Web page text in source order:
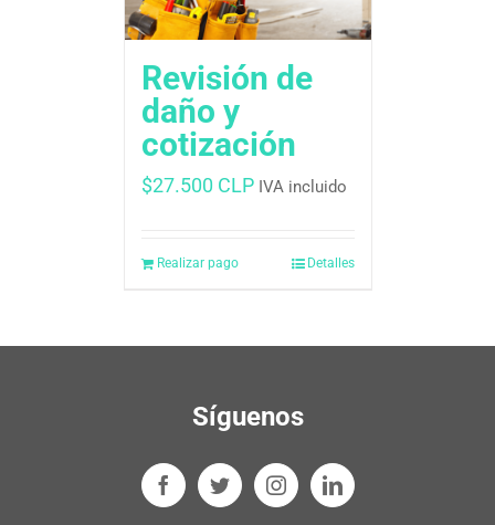
Revisión de
daño y
cotización
$27.500 CLP IVA incluido
Realizar pago Detalles
Síguenos